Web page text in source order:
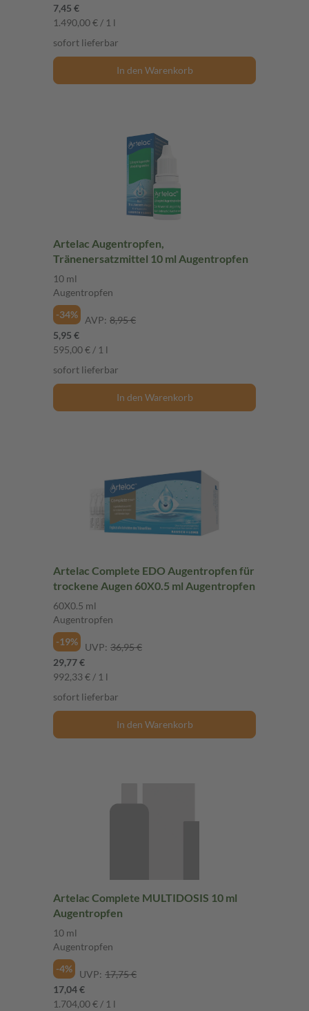
7,45 €
1.490,00 € / 1 l
sofort lieferbar
In den Warenkorb
Artelac Augentropfen,
Tränenersatzmittel 10 ml Augentropfen
10 ml
Augentropfen
-34%
AVP: 8,95 €
5,95 €
595,00 € / 1 l
sofort lieferbar
In den Warenkorb
Artelac Complete EDO Augentropfen für
trockene Augen 60X0.5 ml Augentropfen
60X0.5 ml
Augentropfen
-19%
UVP: 36,95 €
29,77 €
992,33 € / 1 l
sofort lieferbar
In den Warenkorb
Artelac Complete MULTIDOSIS 10 ml
Augentropfen
10 ml
Augentropfen
-4%
UVP: 17,75 €
17,04 €
1.704,00 € / 1 l